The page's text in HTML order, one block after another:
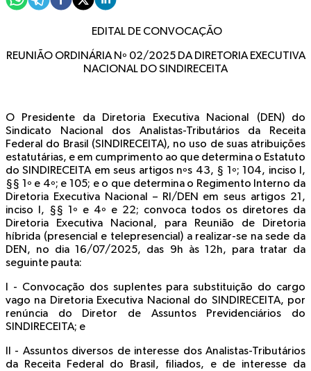
EDITAL DE CONVOCAÇÃO
REUNIÃO ORDINÁRIA Nº 02/2025 DA DIRETORIA EXECUTIVA
NACIONAL DO SINDIRECEITA
O Presidente da Diretoria Executiva Nacional (DEN) do
Sindicato Nacional dos Analistas-Tributários da Receita
Federal do Brasil (SINDIRECEITA), no uso de suas atribuições
estatutárias, e em cumprimento ao que determina o Estatuto
do SINDIRECEITA em seus artigos nºs 43, § 1º; 104, inciso I,
§§ 1º e 4º; e 105; e o que determina o Regimento Interno da
Diretoria Executiva Nacional – RI/DEN em seus artigos 21,
inciso I, §§ 1º e 4º e 22; convoca todos os diretores da
Diretoria Executiva Nacional, para Reunião de Diretoria
híbrida (presencial e telepresencial) a realizar-se na sede da
DEN, no dia 16/07/2025, das 9h às 12h, para tratar da
seguinte pauta:
I - Convocação dos suplentes para substituição do cargo
vago na Diretoria Executiva Nacional do SINDIRECEITA, por
renúncia do Diretor de Assuntos Previdenciários do
SINDIRECEITA; e
II - Assuntos diversos de interesse dos Analistas-Tributários
da Receita Federal do Brasil, filiados, e de interesse da